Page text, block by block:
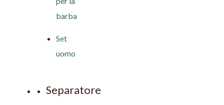
barba
Set
uomo
Separatore